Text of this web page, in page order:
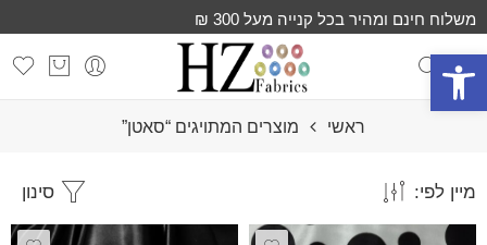
פתח סרגל נגישות
משלוח חינם ומהיר בכל קנייה מעל 300 ₪
ראשי מוצרים המתויגים “סאטן”
סינון מיין לפי: